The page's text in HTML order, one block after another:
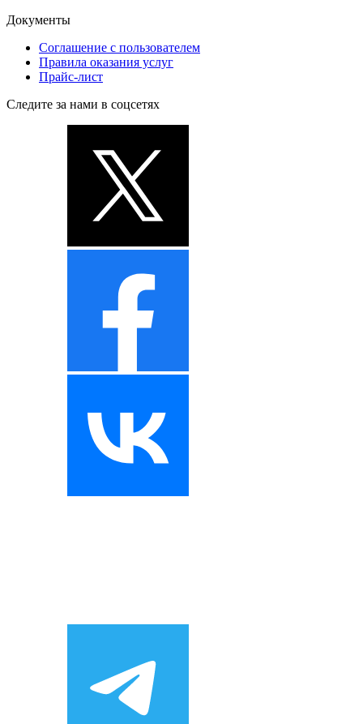
Документы
Соглашение с пользователем
Правила оказания услуг
Прайс-лист
Следите за нами в соцсетях